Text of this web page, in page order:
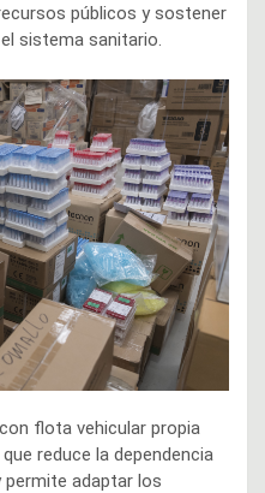
públicos y sostener
sistema sanitario.
flota vehicular propia
reduce la dependencia
adaptar los